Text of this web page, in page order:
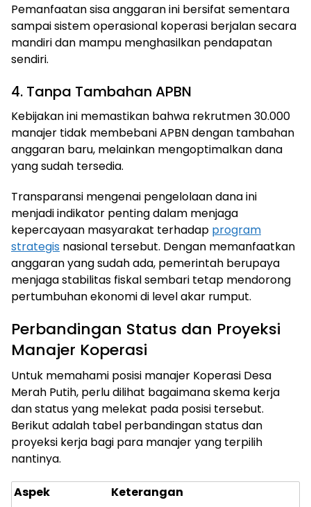
Pemanfaatan sisa anggaran ini bersifat sementara
sampai sistem operasional koperasi berjalan secara
mandiri dan mampu menghasilkan pendapatan
sendiri.
4. Tanpa Tambahan APBN
Kebijakan ini memastikan bahwa rekrutmen 30.000
manajer tidak membebani APBN dengan tambahan
anggaran baru, melainkan mengoptimalkan dana
yang sudah tersedia.
Transparansi mengenai pengelolaan dana ini
menjadi indikator penting dalam menjaga
kepercayaan masyarakat terhadap program
strategis nasional tersebut. Dengan memanfaatkan
anggaran yang sudah ada, pemerintah berupaya
menjaga stabilitas fiskal sembari tetap mendorong
pertumbuhan ekonomi di level akar rumput.
Perbandingan Status dan Proyeksi
Manajer Koperasi
Untuk memahami posisi manajer Koperasi Desa
Merah Putih, perlu dilihat bagaimana skema kerja
dan status yang melekat pada posisi tersebut.
Berikut adalah tabel perbandingan status dan
proyeksi kerja bagi para manajer yang terpilih
nantinya.
Aspek
Keterangan